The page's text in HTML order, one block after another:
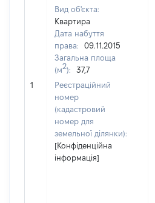
1
Вид об'єкта:
Квартира
Дата набуття
права:
09.11.2015
Загальна площа
(м2):
37,7
Реєстраційний
номер
(кадастровий
номер для
земельної ділянки):
[Конфіденційна
інформація]